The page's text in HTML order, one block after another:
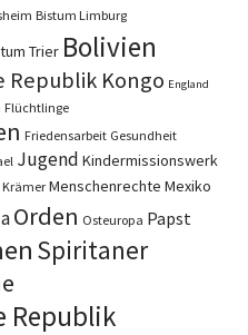
Bistum Limburg
Trier Bolivien
Republik Kongo England
Flüchtlinge
Friedensarbeit Gesundheit
Jugend Kindermissionswerk
Krämer Menschenrechte Mexiko
Orden Osteuropa Papst
Spiritaner
Republik